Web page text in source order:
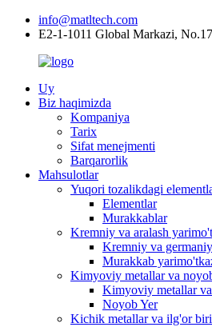
info@matltech.com
E2-1-1011 Global Markazi,
Uy
Biz haqimizda
Kompaniya
Tarix
Sifat menejmenti
Barqarorlik
Mahsulotlar
Yuqori tozalikdagi
Elementlar
Murakkablar
Kremniy va aralash
Kremniy va germaniy
Murakkab
Kimyoviy metallar va
Kimyoviy metallar
Noyob Yer
Kichik metallar va ilg'or